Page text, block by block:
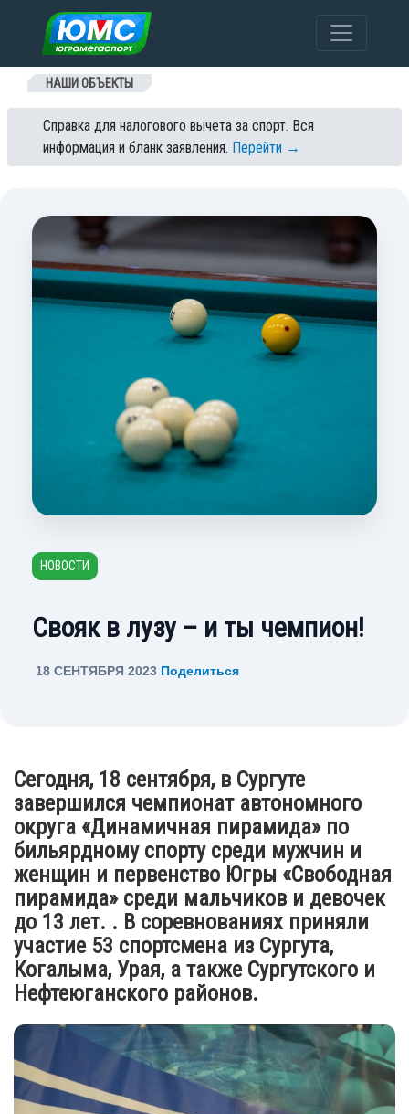
Перейти к содержанию
НАШИ ОБЪЕКТЫ
Справка для налогового вычета за спорт. Вся
информация и бланк заявления. Перейти →
НОВОСТИ
Свояк в лузу – и ты чемпион!
18 СЕНТЯБРЯ 2023 Поделиться
Сегодня, 18 сентября, в Сургуте
завершился чемпионат автономного
округа «Динамичная пирамида» по
бильярдному спорту среди мужчин и
женщин и первенство Югры «Свободная
пирамида» среди мальчиков и девочек
до 13 лет. . В соревнованиях приняли
участие 53 спортсмена из Сургута,
Когалыма, Урая, а также Сургутского и
Нефтеюганского районов.